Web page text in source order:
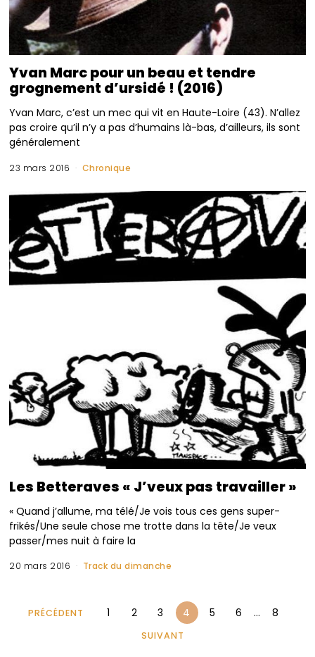
Yvan Marc pour un beau et tendre
grognement d’ursidé ! (2016)
Yvan Marc, c’est un mec qui vit en Haute-Loire (43). N’allez
pas croire qu’il n’y a pas d’humains là-bas, d’ailleurs, ils sont
généralement
23 mars 2016 Chronique
Les Betteraves « J’veux pas travailler »
« Quand j’allume, ma télé/Je vois tous ces gens super-
frikés/Une seule chose me trotte dans la tête/Je veux
passer/mes nuit à faire la
20 mars 2016 Track du dimanche
PRÉCÉDENT 1 2 3 4 5 6 … 8
SUIVANT